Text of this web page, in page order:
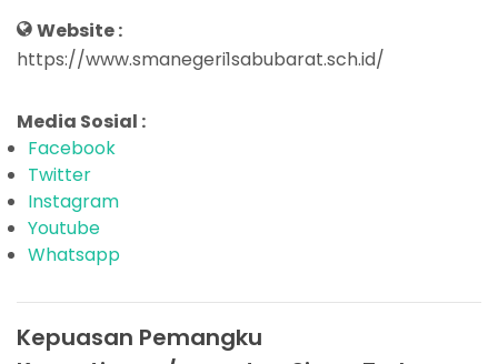
Website :
https://www.smanegeri1sabubarat.sch.id/
Media Sosial :
Facebook
Twitter
Instagram
Youtube
Whatsapp
Kepuasan Pemangku